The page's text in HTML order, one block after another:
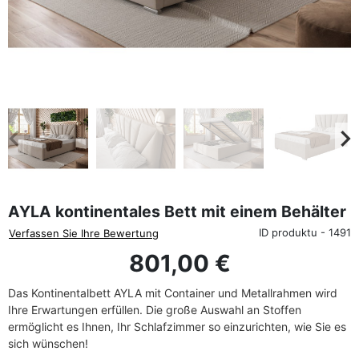
Zurück
AYLA kontinentales Bett mit einem Behälter
Verfassen Sie Ihre Bewertung ID produktu - 1491
801,00 €
Das Kontinentalbett AYLA mit Container und Metallrahmen wird
Ihre Erwartungen erfüllen. Die große Auswahl an Stoffen
ermöglicht es Ihnen, Ihr Schlafzimmer so einzurichten, wie Sie es
sich wünschen!